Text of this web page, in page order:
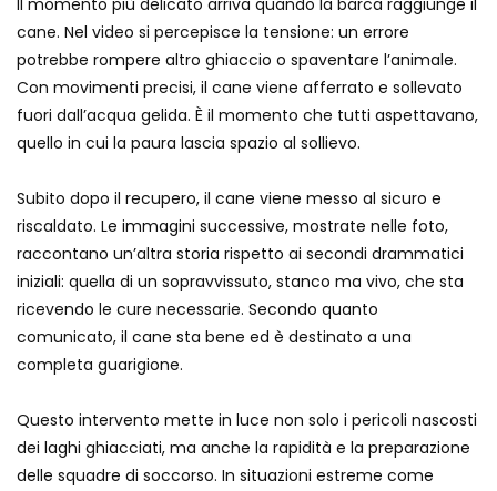
Como, le capre fuggono dai lupi: i vigili
del fuoco le riportano a casa
Nel bar entra una foca: sorpresa in
Nuova Zelanda
Germania, il gesto virale della
poliziotta che salva un cigno “smarrito”
La spettacolare “corsa dei delfini” al
largo della California
Il momento più delicato arriva quando la barca raggiunge il
cane. Nel video si percepisce la tensione: un errore
potrebbe rompere altro ghiaccio o spaventare l’animale.
Con movimenti precisi, il cane viene afferrato e sollevato
fuori dall’acqua gelida. È il momento che tutti aspettavano,
quello in cui la paura lascia spazio al sollievo.
Subito dopo il recupero, il cane viene messo al sicuro e
riscaldato. Le immagini successive, mostrate nelle foto,
raccontano un’altra storia rispetto ai secondi drammatici
iniziali: quella di un sopravvissuto, stanco ma vivo, che sta
ricevendo le cure necessarie. Secondo quanto
comunicato, il cane sta bene ed è destinato a una
completa guarigione.
Questo intervento mette in luce non solo i pericoli nascosti
dei laghi ghiacciati, ma anche la rapidità e la preparazione
delle squadre di soccorso. In situazioni estreme come